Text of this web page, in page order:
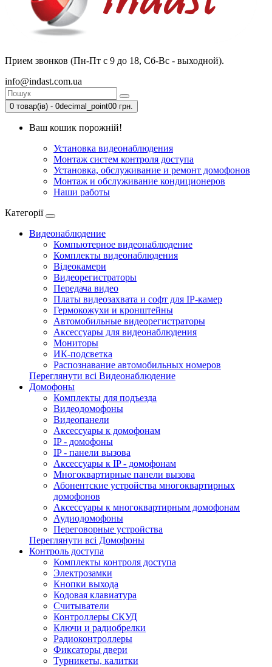
Прием звонков (Пн-Пт с 9 до 18, Сб-Вс - выходной).
info@indast.com.ua
0 товар(ів) - 0decimal_point00 грн.
Ваш кошик порожній!
Установка видеонаблюдения
Монтаж систем контроля доступа
Установка, обслуживание и ремонт домофонов
Монтаж и обслуживание кондиционеров
Наши работы
Категорії
Видеонаблюдение
Компьютерное видеонаблюдение
Комплекты видеонаблюдения
Відеокамери
Видеорегистраторы
Передача видео
Платы видеозахвата и софт для IP-камер
Гермокожухи и кронштейны
Автомобильные видеорегистраторы
Аксессуары для видеонаблюдения
Мониторы
ИК-подсветка
Распознавание автомобильных номеров
Переглянути всі Видеонаблюдение
Домофоны
Комплекты для подъезда
Видеодомофоны
Видеопанели
Аксессуары к домофонам
IP - домофоны
IP - панели вызова
Аксессуары к IP - домофонам
Многоквартирные панели вызова
Абонентские устройства многоквартирных
домофонов
Аксессуары к многоквартирным домофонам
Аудиодомофоны
Переговорные устройства
Переглянути всі Домофоны
Контроль доступа
Комплекты контроля доступа
Электрозамки
Кнопки выхода
Кодовая клавиатура
Считыватели
Контроллеры СКУД
Ключи и радиобрелки
Радиоконтроллеры
Фиксаторы двери
Турникеты, калитки